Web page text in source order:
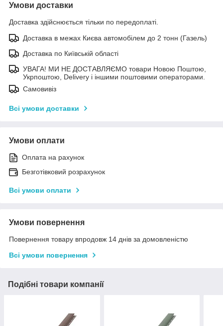
Умови доставки
Доставка здійснюється тільки по передоплаті.
Доставка в межах Києва автомобілем до 2 тонн (Газель)
Доставка по Київській області
УВАГА! МИ НЕ ДОСТАВЛЯЄМО товари Новою Поштою,
Укрпоштою, Delivery і іншими поштовими операторами.
Самовивіз
Всі умови доставки
Умови оплати
Оплата на рахунок
Безготівковий розрахунок
Всі умови оплати
Умови повернення
Повернення товару впродовж 14 днів за домовленістю
Всі умови повернення
Подібні товари компанії